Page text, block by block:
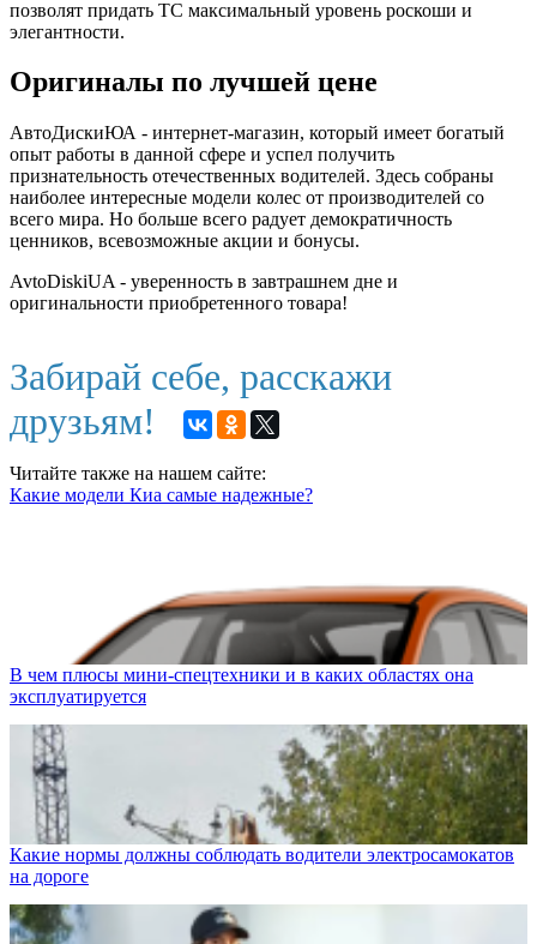
позволят придать ТС максимальный уровень роскоши и
элегантности.
Оригиналы по лучшей цене
АвтоДискиЮА - интернет-магазин, который имеет богатый
опыт работы в данной сфере и успел получить
признательность отечественных водителей. Здесь собраны
наиболее интересные модели колес от производителей со
всего мира. Но больше всего радует демократичность
ценников, всевозможные акции и бонусы.
AvtoDiskiUA - уверенность в завтрашнем дне и
оригинальности приобретенного товара!
Забирай себе, расскажи
друзьям!
Читайте также на нашем сайте:
Какие модели Киа самые надежные?
В чем плюсы мини-спецтехники и в каких областях она
эксплуатируется
Какие нормы должны соблюдать водители электросамокатов
на дороге